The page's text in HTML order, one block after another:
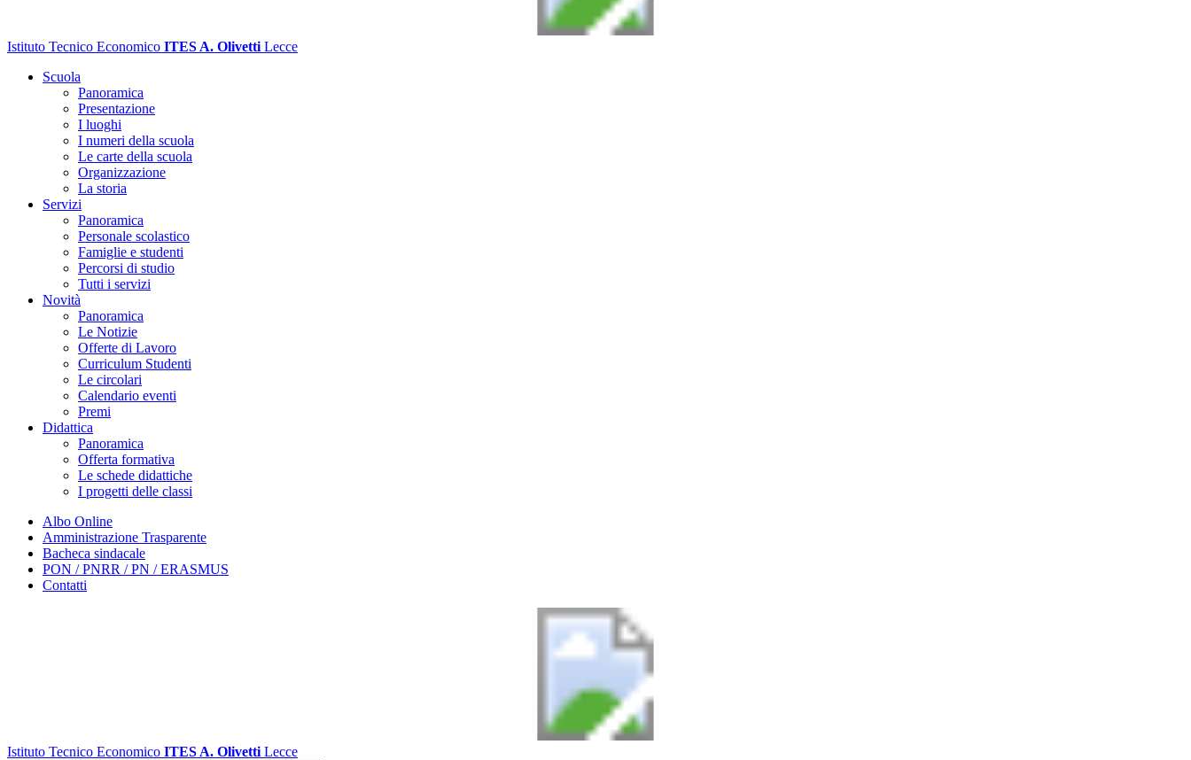
Istituto Tecnico Economico ITES A. Olivetti Lecce
Scuola
Panoramica
Presentazione
I luoghi
I numeri della scuola
Le carte della scuola
Organizzazione
La storia
Servizi
Panoramica
Personale scolastico
Famiglie e studenti
Percorsi di studio
Tutti i servizi
Novità
Panoramica
Le Notizie
Offerte di Lavoro
Curriculum Studenti
Le circolari
Calendario eventi
Premi
Didattica
Panoramica
Offerta formativa
Le schede didattiche
I progetti delle classi
Albo Online
Amministrazione Trasparente
Bacheca sindacale
PON / PNRR / PN / ERASMUS
Contatti
Istituto Tecnico Economico ITES A. Olivetti Lecce